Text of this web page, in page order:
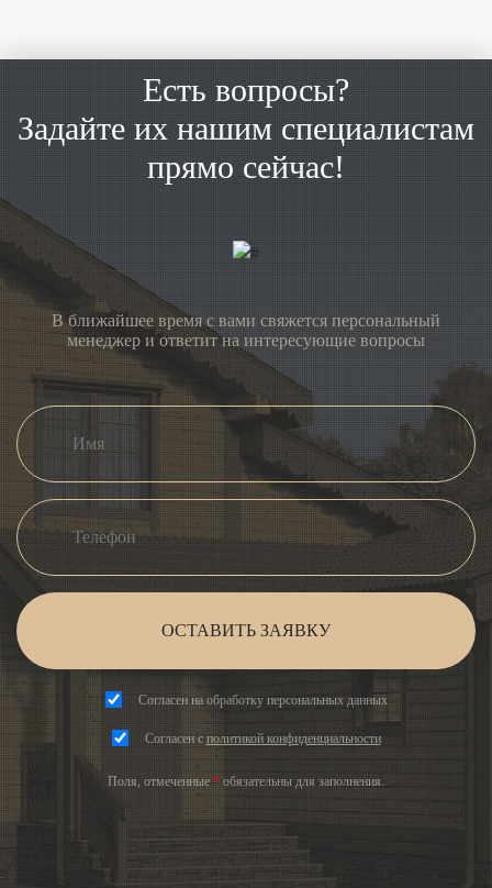
Есть вопросы?
Задайте их нашим специалистам
прямо сейчас!
В ближайшее время с вами свяжется персональный
менеджер и ответит на интересующие вопросы
ОСТАВИТЬ ЗАЯВКУ
Согласен на обработку персональных данных
Согласен с политикой конфиденциальности
Поля, отмеченные*обязательны для заполнения.